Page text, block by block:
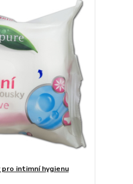
intimní hygienu